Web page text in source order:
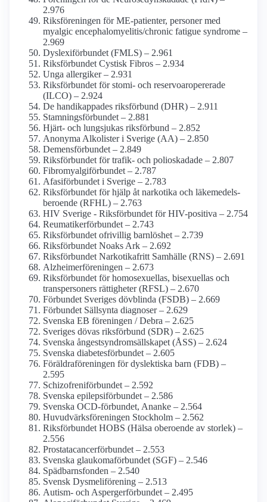
2.976
Riksföreningen för ME-patienter, personer med
myalgic encephalo­myelitis/­chronic fatigue syndrome –
2.969
Dyslexi­förbundet (FMLS) – 2.961
Riksförbundet Cystisk Fibros – 2.934
Unga allergiker – 2.931
Riksförbundet för stomi- och reservoar­opererade
(ILCO) – 2.924
De handikappades riksförbund (DHR) – 2.911
Stamnings­förbundet – 2.881
Hjärt- och lungsjukas riksförbund – 2.852
Anonyma Alkolister i Sverige (AA) – 2.850
Demens­förbundet – 2.849
Riksförbundet för trafik- och polioskadade – 2.807
Fibromyalgiförbundet – 2.787
Afasiförbundet i Sverige – 2.783
Riksförbundet för hjälp åt narkotika och läkemedels­
beroende (RFHL) – 2.763
HIV Sverige - Riks­förbundet för HIV-positiva – 2.754
Reumatikerförbundet – 2.743
Riksförbundet ofrivillig barnlöshet – 2.739
Riksförbundet Noaks Ark – 2.692
Riksförbundet Narkotikafritt Samhälle (RNS) – 2.691
Alzheimerföreningen – 2.673
Riksförbundet för homosexuellas, bisexuellas och
transpersoners rättigheter (RFSL) – 2.670
Förbundet Sveriges dövblinda (FSDB) – 2.669
Förbundet Sällsynta diagnoser – 2.629
Svenska EB föreningen / Debra – 2.625
Sveriges dövas riksförbund (SDR) – 2.625
Svenska ångestsyndrom­sällskapet (ÅSS) – 2.624
Svenska diabetes­förbundet – 2.605
Föräldra­föreningen för dyslektiska barn (FDB) –
2.595
Schizofreni­förbundet – 2.592
Svenska epilepsi­förbundet – 2.586
Svenska OCD-förbundet, Ananke – 2.564
Huvudvärks­föreningen Stockholm – 2.562
Riksförbundet HOBS (Hälsa oberoende av storlek) –
2.556
Prostatacancer­förbundet – 2.553
Svenska glaukoma­förbundet (SGF) – 2.546
Spädbarnsfonden – 2.540
Svensk Dysmeliförening – 2.513
Autism- och Asperger­förbundet – 2.495